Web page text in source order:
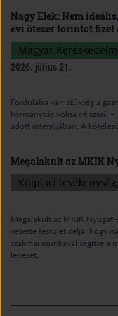
Nagy Elek: Nem
évi ötezer forintot
Magyar
2026. július 21.
Fordulatra van szükség a
kormányzás volna célszerű
adott interjújában. A
Megalakult az MKIK
Külpiaci tevékenység
Megalakult az MKIK
vezette testület célja, hogy
szakmai munkával segítse a
lépését.